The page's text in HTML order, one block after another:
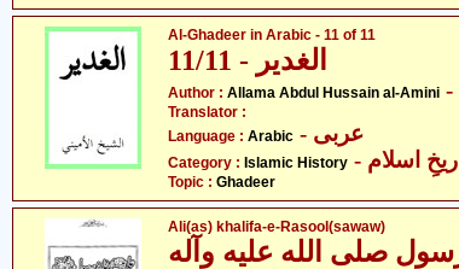
Al-Ghadeer in Arabic - 11 of 11
11/11 - الغدیر
Author : Allama Abdul Hussain al-Amini
Translator :
Language : Arabic - عربی
Category : Islamic History اسلام
Topic : Ghadeer
Ali(as) khalifa-e-Rasool(sawaw)
صلى الله عليه وآله